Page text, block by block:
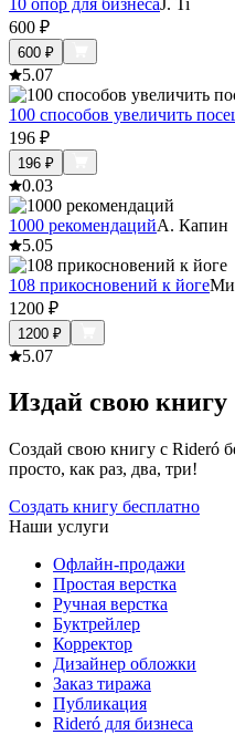
600 ₽
600 ₽
5.07
100 способов увеличить
196 ₽
196 ₽
0.03
1000 рекомендацийА. Капин
5.05
108 прикосновений к йоге
1200 ₽
1200 ₽
5.07
Издай свою книгу
Создай свою книгу с Rideró
просто, как раз, два, три!
Создать книгу бесплатно
Наши услуги
Офлайн-продажи
Простая верстка
Ручная верстка
Буктрейлер
Корректор
Дизайнер обложки
Заказ тиража
Публикация
Rideró для бизнеса